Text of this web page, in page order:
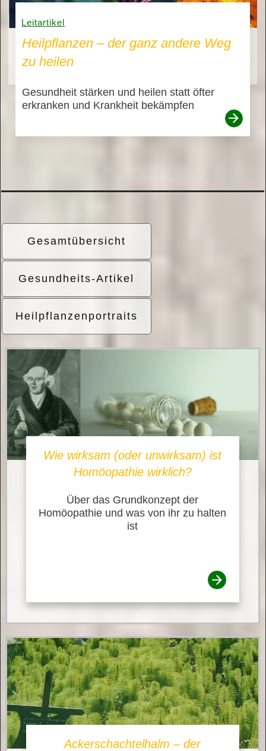
Leitartikel
Heilpflanzen – der ganz andere Weg
zu heilen
Gesundheit stärken und heilen statt öfter
erkranken und Krankheit bekämpfen
Gesamtübersicht
Gesundheits-Artikel
Heilpflanzenportraits
Wie wirksam (oder unwirksam) ist
Homöopathie wirklich?
Über das Grundkonzept der
Homöopathie und was von ihr zu halten
ist
Ackerschachtelhalm – der